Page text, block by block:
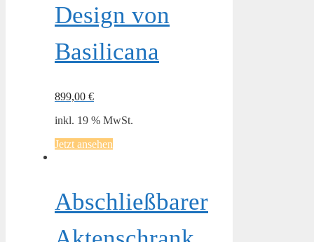
Design von
Basilicana
899,00 €
inkl. 19 % MwSt.
Jetzt ansehen
Abschließbarer